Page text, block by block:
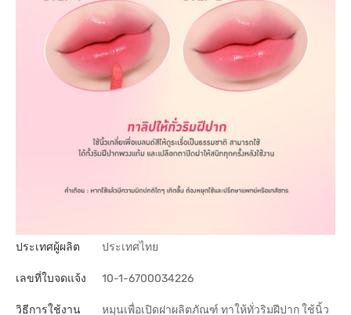
ประเทศผู้ผลิต ประเทศไทย
เลขที่ใบจดแจ้ง 10-1-6700034226
วิธีการใช้งาน
หมุนเพื่อเปิดฝาผลิตภัณฑ์ ทาให้ทั่วริมฝีปาก ใช้นิ้ว